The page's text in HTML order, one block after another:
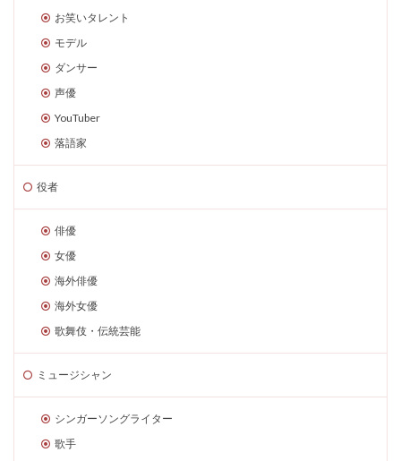
お笑いタレント
モデル
ダンサー
声優
YouTuber
落語家
役者
俳優
女優
海外俳優
海外女優
歌舞伎・伝統芸能
ミュージシャン
シンガーソングライター
歌手